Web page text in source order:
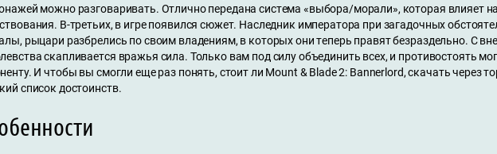
можно разговаривать. Отлично передана система «выбора/морали», которая влияет
В-третьих, в игре появился сюжет. Наследник императора при загадочных
рыцари разбрелись по своим владениям, в которых они теперь правят безраздельно. С
скапливается вражья сила. Только вам под силу объединить всех, и противостоять
И чтобы вы смогли еще раз понять, стоит ли Mount & Blade 2: Bannerlord, скачать через
список достоинств.